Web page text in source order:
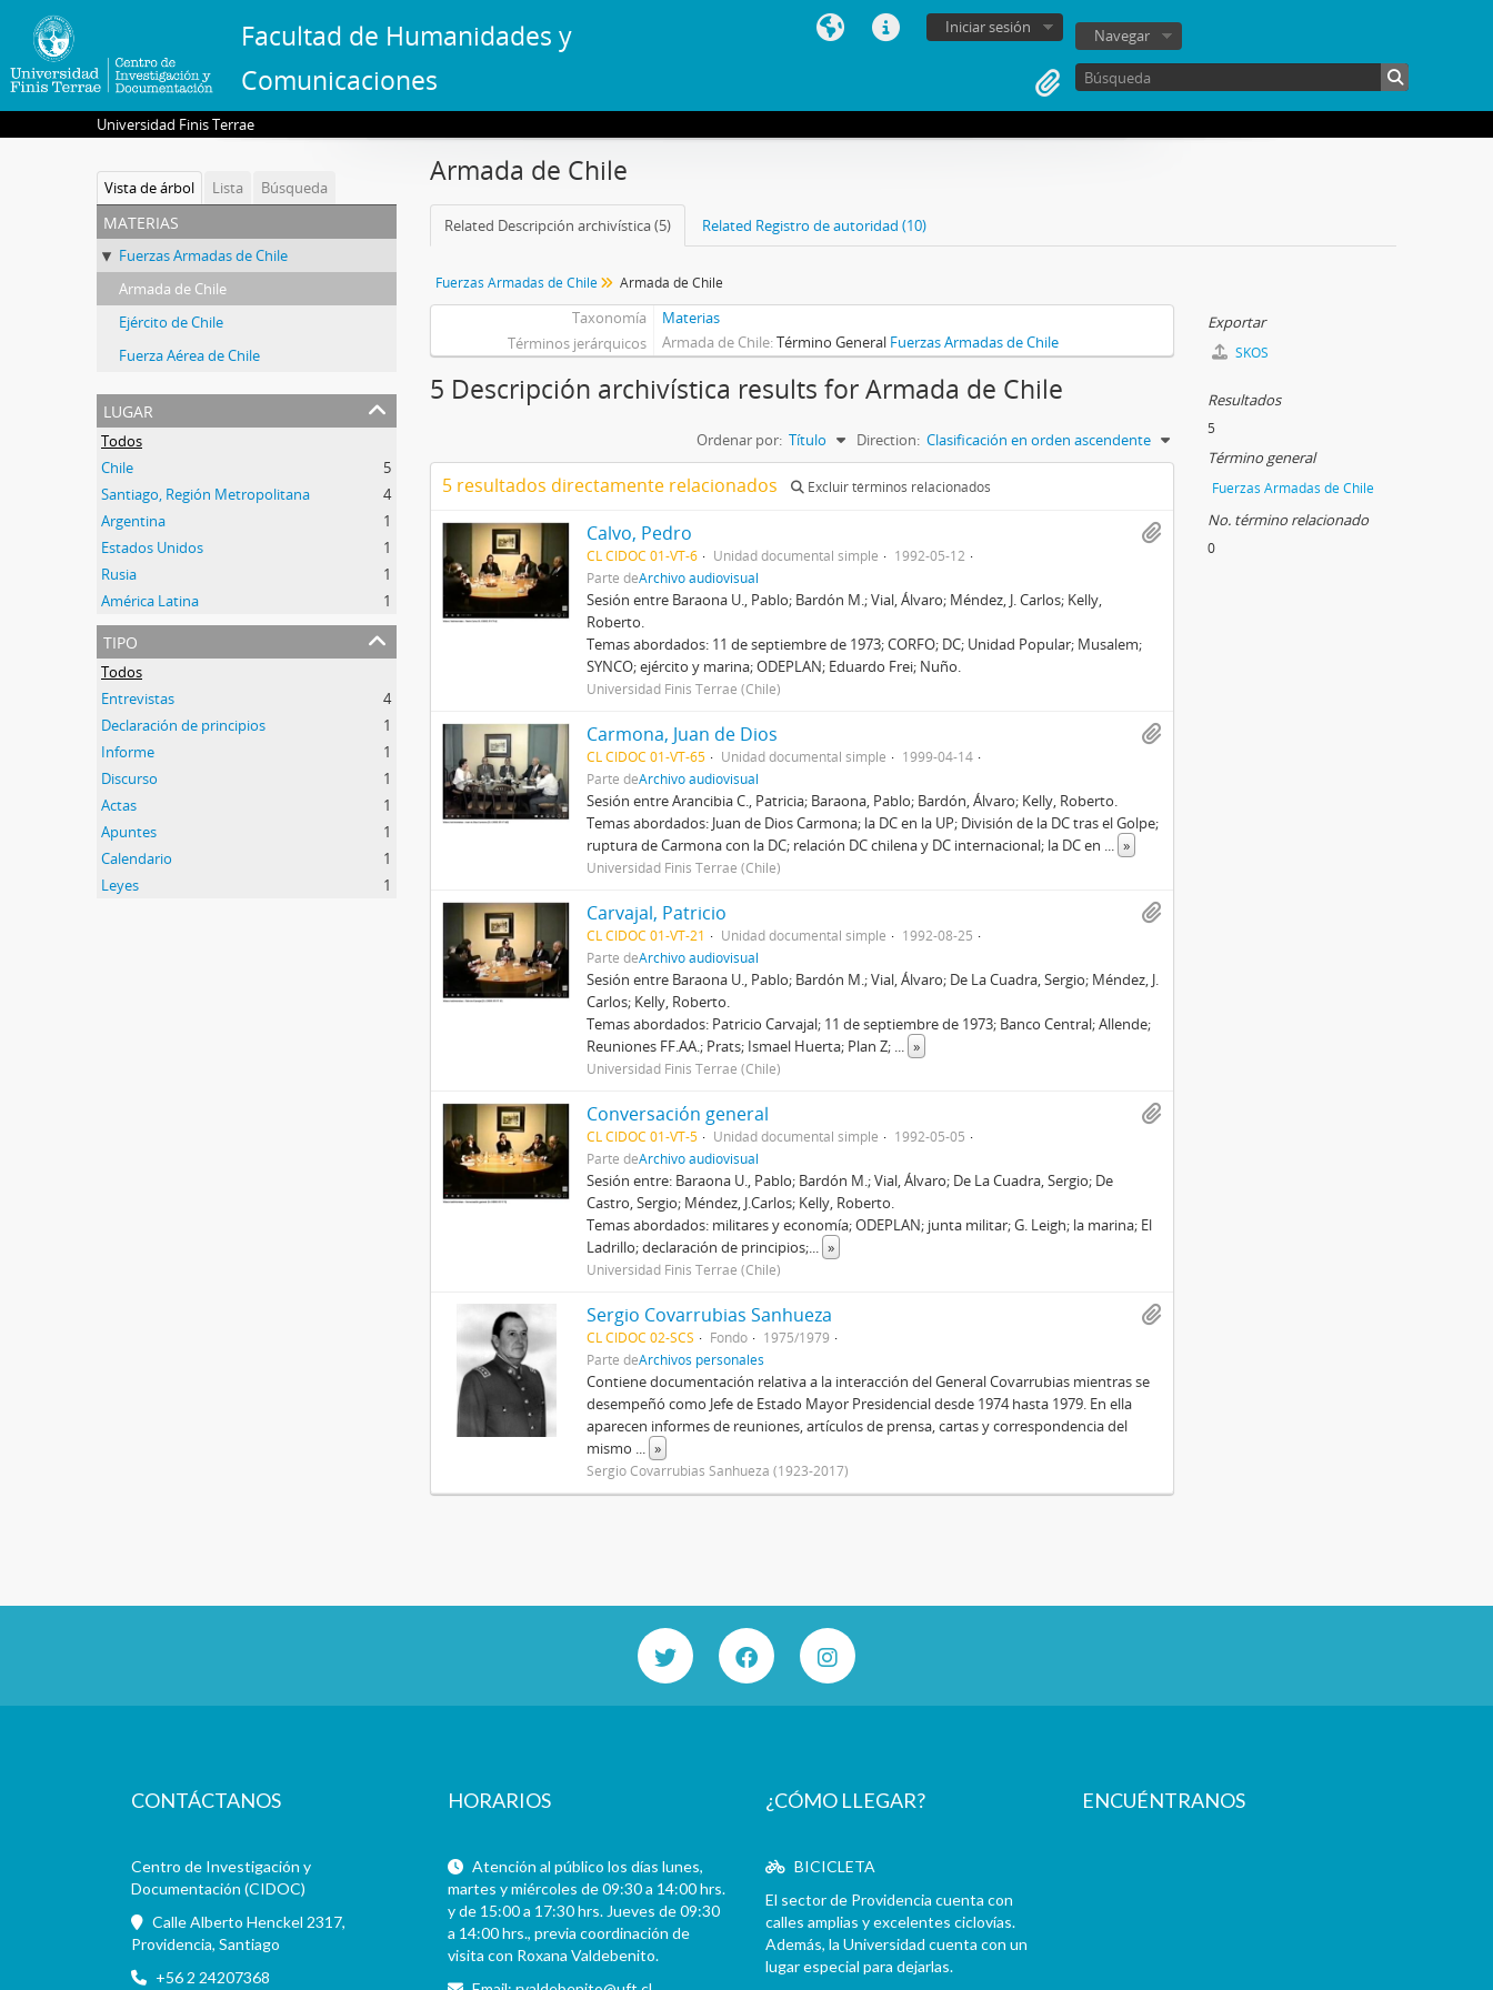
Facultad de Humanidades y
Comunicaciones
Iniciar sesión Navegar
Universidad Finis Terrae
Vista de árbol Lista Búsqueda
materias
Fuerzas Armadas de Chile
Armada de Chile
Ejército de Chile
Fuerza Aérea de Chile
lugar
Todos
Chile
5
Santiago, Región Metropolitana
4
Argentina
1
Estados Unidos
1
Rusia
1
América Latina
1
tipo
Todos
Entrevistas
4
Declaración de principios
1
Informe
1
Discurso
1
Actas
1
Apuntes
1
Calendario
1
Leyes
1
Armada de Chile
Related Descripción archivística (5) Related Registro de autoridad (10)
Fuerzas Armadas de Chile Armada de Chile
Taxonomía
Materias
Términos jerárquicos
Armada de Chile Término General Fuerzas Armadas de Chile
5 Descripción archivística results for Armada de Chile
Ordenar por: Título Direction: Clasificación en orden ascendente
5 resultados directamente relacionados Excluir términos relacionados
Calvo, Pedro
CL CIDOC 01-VT-6 Unidad documental simple
1992-05-12
Parte deArchivo audiovisual
Sesión entre Baraona U., Pablo; Bardón M.; Vial, Álvaro; Méndez, J. Carlos; Kelly,
Roberto.
Temas abordados: 11 de septiembre de 1973; CORFO; DC; Unidad Popular; Musalem;
SYNCO; ejército y marina; ODEPLAN; Eduardo Frei; Nuño.
Universidad Finis Terrae (Chile)
Carmona, Juan de Dios
CL CIDOC 01-VT-65 Unidad documental simple
1999-04-14
Parte deArchivo audiovisual
Sesión entre Arancibia C., Patricia; Baraona, Pablo; Bardón, Álvaro; Kelly, Roberto.
Temas abordados: Juan de Dios Carmona; la DC en la UP; División de la DC tras el Golpe;
ruptura de Carmona con la DC; relación DC chilena y DC internacional; la DC en ... »
Universidad Finis Terrae (Chile)
Carvajal, Patricio
CL CIDOC 01-VT-21 Unidad documental simple
1992-08-25
Parte deArchivo audiovisual
Sesión entre Baraona U., Pablo; Bardón M.; Vial, Álvaro; De La Cuadra, Sergio; Méndez, J.
Carlos; Kelly, Roberto.
Temas abordados: Patricio Carvajal; 11 de septiembre de 1973; Banco Central; Allende;
Reuniones FF.AA.; Prats; Ismael Huerta; Plan Z; ... »
Universidad Finis Terrae (Chile)
Conversación general
CL CIDOC 01-VT-5 Unidad documental simple
1992-05-05
Parte deArchivo audiovisual
Sesión entre: Baraona U., Pablo; Bardón M.; Vial, Álvaro; De La Cuadra, Sergio; De
Castro, Sergio; Méndez, J.Carlos; Kelly, Roberto.
Temas abordados: militares y economía; ODEPLAN; junta militar; G. Leigh; la marina; El
Ladrillo; declaración de principios;... »
Universidad Finis Terrae (Chile)
Sergio Covarrubias Sanhueza
CL CIDOC 02-SCS Fondo
1975/1979
Parte deArchivos personales
Contiene documentación relativa a la interacción del General Covarrubias mientras se
desempeñó como Jefe de Estado Mayor Presidencial desde 1974 hasta 1979. En ella
aparecen informes de reuniones, artículos de prensa, cartas y correspondencia del
mismo ... »
Sergio Covarrubias Sanhueza (1923-2017)
Exportar
SKOS
Resultados
5
Término general
Fuerzas Armadas de Chile
No. término relacionado
0
CONTÁCTANOS
Centro de Investigación y
Documentación (CIDOC)
Calle Alberto Henckel 2317,
Providencia, Santiago
+56 2 24207368
HORARIOS
Atención al público los días lunes,
martes y miércoles de 09:30 a 14:00 hrs.
y de 15:00 a 17:30 hrs. Jueves de 09:30
a 14:00 hrs., previa coordinación de
visita con Roxana Valdebenito.
¿CÓMO LLEGAR?
BICICLETA
El sector de Providencia cuenta con
calles amplias y excelentes ciclovías.
Además, la Universidad cuenta con un
lugar especial para dejarlas.
ENCUÉNTRANOS